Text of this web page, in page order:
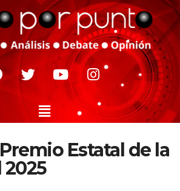
Premio Estatal de la